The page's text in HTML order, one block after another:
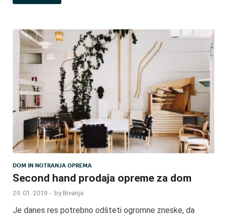
DOM IN NOTRANJA OPREMA
Second hand prodaja opreme za dom
29. 01. 2019 - by Bivanje
Je danes res potrebno odšteti ogromne zneske, da